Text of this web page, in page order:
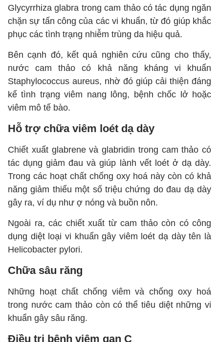
Glycyrrhiza glabra trong cam thảo có tác dụng ngăn
chặn sự tấn công của các vi khuẩn, từ đó giúp khắc
phục các tình trạng nhiễm trùng da hiệu quả.
Bên cạnh đó, kết quả nghiên cứu cũng cho thấy,
nước cam thảo có khả năng kháng vi khuẩn
Staphylococcus aureus, nhờ đó giúp cải thiện đáng
kể tình trạng viêm nang lông, bệnh chốc lở hoặc
viêm mô tế bào.
Hỗ trợ chữa viêm loét dạ dày
Chiết xuất glabrene và glabridin trong cam thảo có
tác dụng giảm đau và giúp lành vết loét ở dạ dày.
Trong các hoạt chất chống oxy hoá này còn có khả
năng giảm thiểu một số triệu chứng do đau dạ dày
gây ra, ví dụ như ợ nóng và buồn nôn.
Ngoài ra, các chiết xuất từ cam thảo còn có công
dụng diệt loại vi khuẩn gây viêm loét dạ dày tên là
Helicobacter pylori.
Chữa sâu răng
Những hoạt chất chống viêm và chống oxy hoá
trong nước cam thảo còn có thể tiêu diệt những vi
khuẩn gây sâu răng.
Điều trị bệnh viêm gan C